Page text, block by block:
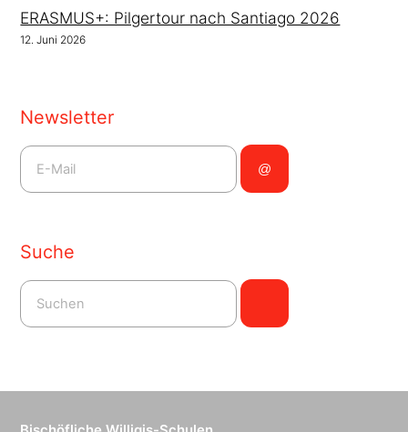
ERASMUS+: Pilgertour nach Santiago 2026
12. Juni 2026
Newsletter
Suche